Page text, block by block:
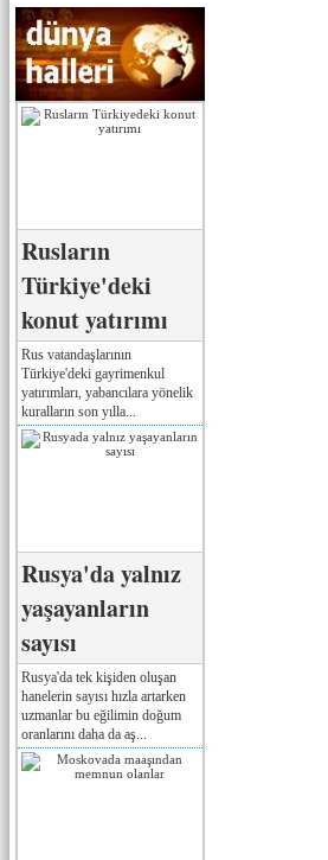
Rusların
Türkiye'deki
konut yatırımı
Rus vatandaşlarının
Türkiye'deki gayrimenkul
yatırımları, yabancılara yönelik
kuralların son yılla...
Rusya'da yalnız
yaşayanların
sayısı
Rusya'da tek kişiden oluşan
hanelerin sayısı hızla artarken
uzmanlar bu eğilimin doğum
oranlarını daha da aş...